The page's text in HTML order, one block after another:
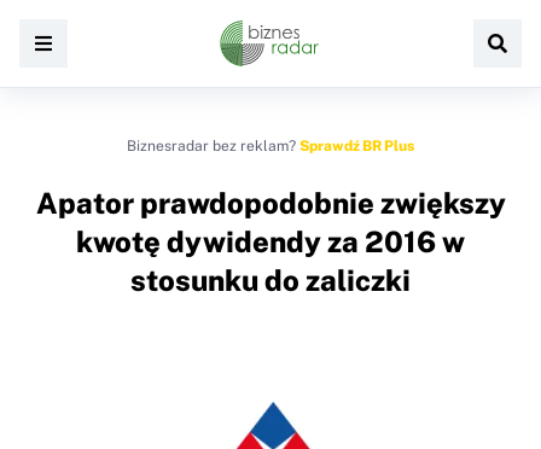
Biznesradar bez reklam? Sprawdź BR Plus
Apator prawdopodobnie zwiększy
kwotę dywidendy za 2016 w
stosunku do zaliczki